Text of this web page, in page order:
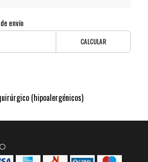
envío
CALCULAR
(hipoalergénicos)